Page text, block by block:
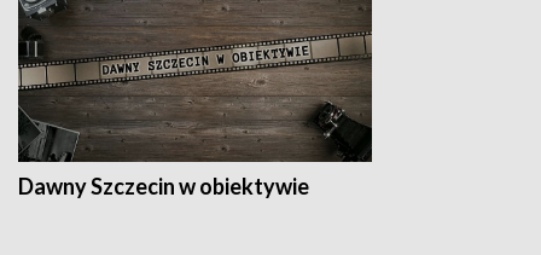
Dawny Szczecin w obiektywie